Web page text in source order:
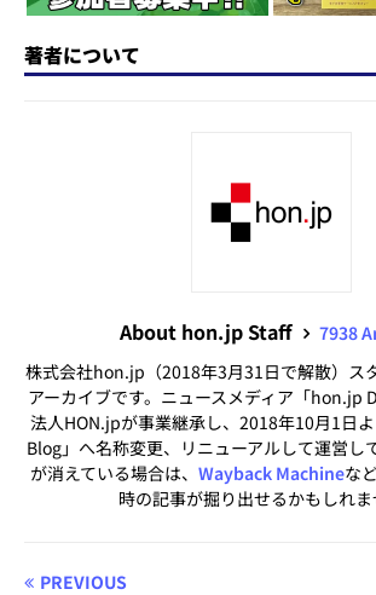
著者について
About hon.jp Staff
7938
株式会社hon.jp（2018年3月31日で解散）ス
アーカイブです。ニュースメディア「hon.jp
法人HON.jpが事業継承し、2018年10月1日
Blog」へ名称変更、リニューアルして運営し
が消えている場合は、 Wayback Machineな
時の記事が掘り出せるかもしれま
PREVIOUS